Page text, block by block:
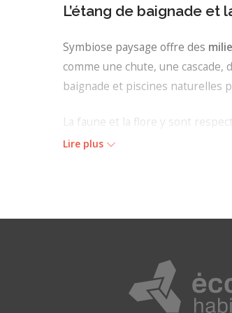
L’étang de baignade et
Symbiose paysage offre des
comme une chute, une
baignade et piscines naturelles
La faune et la flore y sont
Périmètres desservis
Lire plus